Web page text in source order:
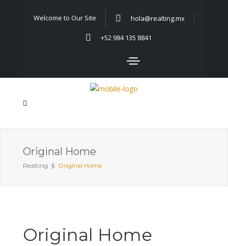
Welcome to Our Site hola@realting.mx
+52 984 135 8841
Original Home
Realting Original Home
Original Home